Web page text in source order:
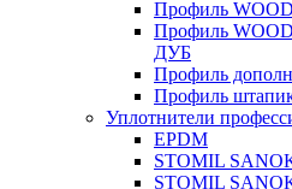
Профиль
Профиль
ДУБ
Профиль
Профиль
Уплотнители
EPDM
STOMIL
STOMIL